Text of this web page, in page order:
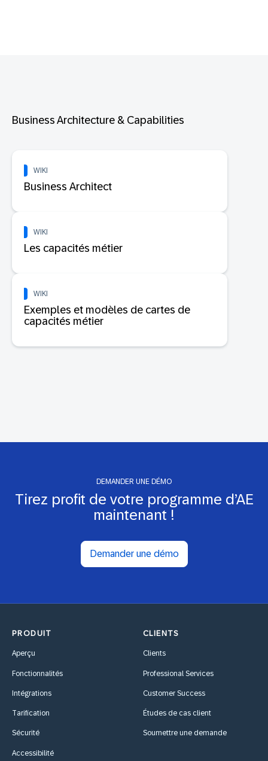
Business Architecture & Capabilities
WIKI
Business Architect
WIKI
Les capacités métier
WIKI
Exemples et modèles de cartes de
capacités métier
DEMANDER UNE DÉMO
Tirez profit de votre programme d’AE
maintenant !
Demander une démo
PRODUIT
Aperçu
Fonctionnalités
Intégrations
Tarification
Sécurité
Accessibilité
CLIENTS
Clients
Professional Services
Customer Success
Études de cas client
Soumettre une demande